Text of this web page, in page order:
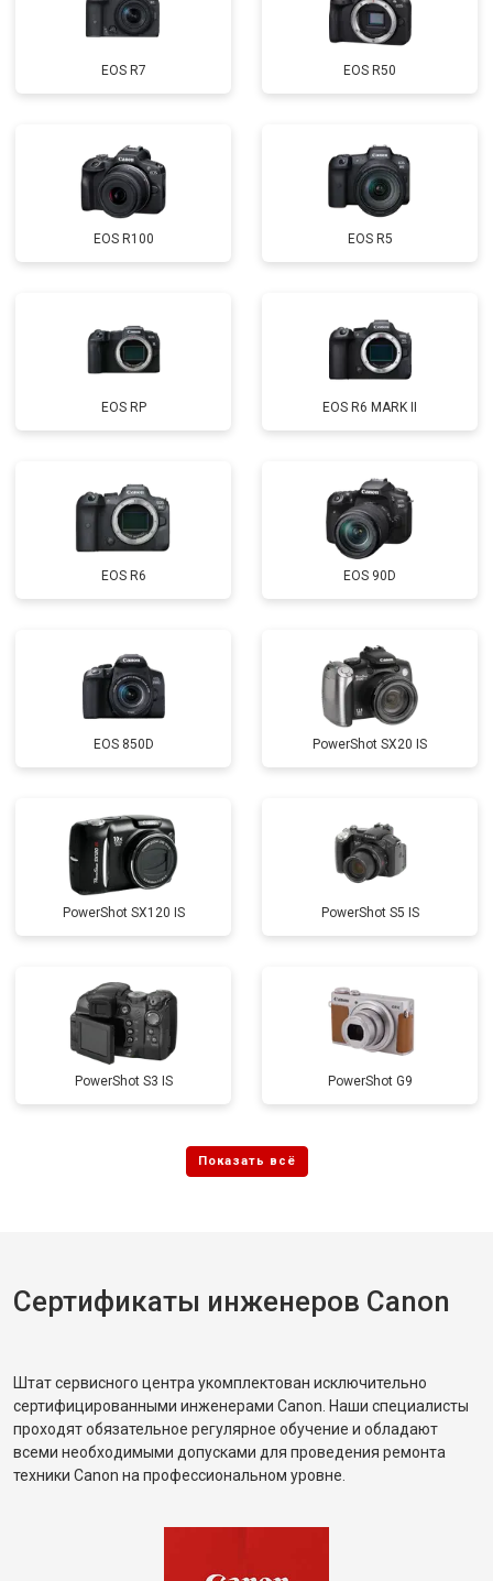
EOS R7 EOS R50
EOS R100 EOS R5
EOS RP EOS R6 MARK II
EOS R6 EOS 90D
EOS 850D PowerShot SX20 IS
PowerShot SX120 IS PowerShot S5 IS
PowerShot S3 IS PowerShot G9
Сертификаты инженеров Canon
Штат сервисного центра укомплектован исключительно
сертифицированными инженерами Canon. Наши специалисты
проходят обязательное регулярное обучение и обладают
всеми необходимыми допусками для проведения ремонта
техники Canon на профессиональном уровне.